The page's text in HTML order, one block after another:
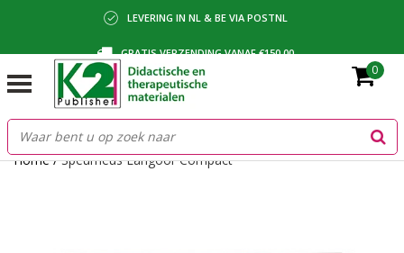
LEVERING IN NL & BE VIA POSTNL
GRATIS VERZENDING VANAF €150,00
BETALING VIA IDEAL, BANCONTACT OF FACTUUR
0
Home/Speurneus Langoor Compact